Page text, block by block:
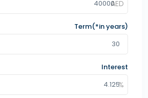
Term(*in years)
Interest